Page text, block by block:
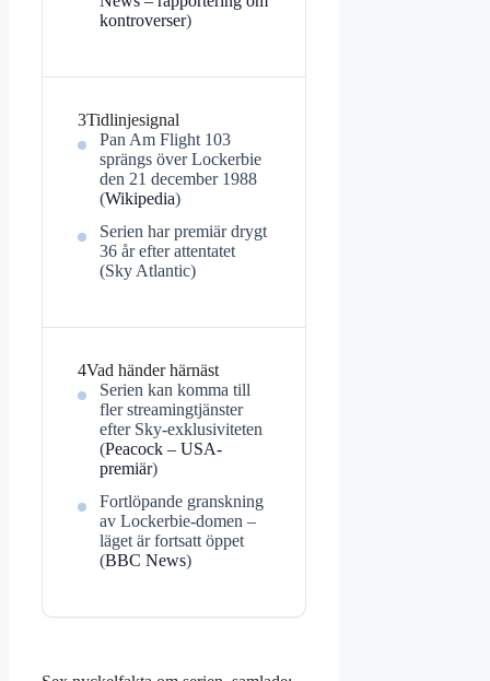
kontroverser)
3Tidlinjesignal
Pan Am Flight 103
sprängs över Lockerbie
den 21 december 1988
(Wikipedia)
Serien har premiär drygt
36 år efter attentatet
(Sky Atlantic)
4Vad händer härnäst
Serien kan komma till
fler streamingtjänster
efter Sky-exklusiviteten
(Peacock – USA-
premiär)
Fortlöpande granskning
av Lockerbie-domen –
läget är fortsatt öppet
(BBC News)